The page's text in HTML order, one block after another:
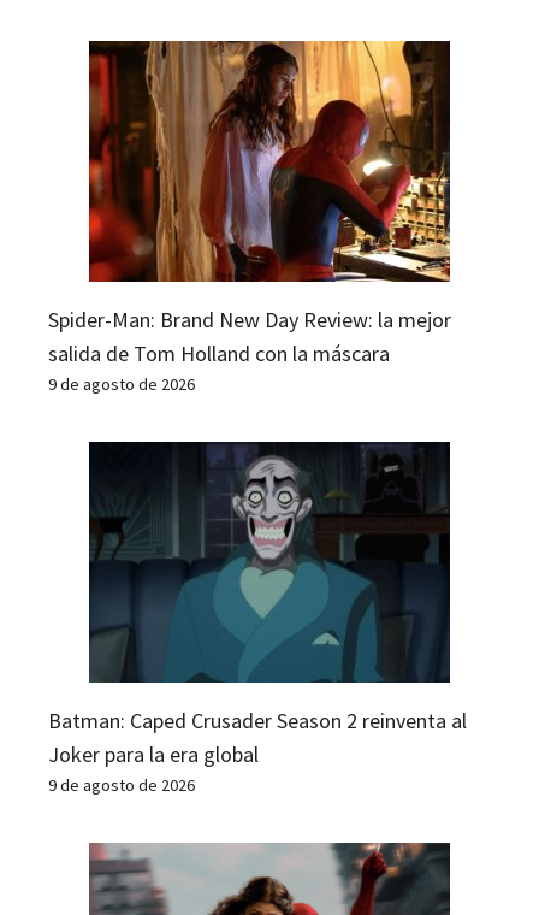
Spider-Man: Brand New Day Review: la mejor
salida de Tom Holland con la máscara
9 de agosto de 2026
Batman: Caped Crusader Season 2 reinventa al
Joker para la era global
9 de agosto de 2026